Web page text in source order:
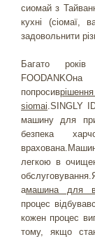
сиомай з
кухні (сіомаї,
задовольнити
Багато
попросив
siomai.SINGLY
машину для
безпека
легкою в
амашина для
процес
кожен процес
тому, якщо